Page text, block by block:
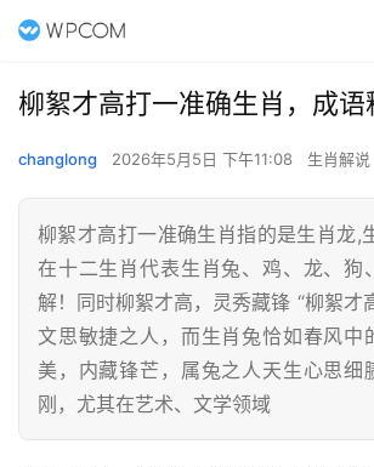
柳絮才高打一准确生肖，成语
changlong 2026年5月5日 下午11:08 生肖解说
柳絮才高打一准确生肖指的是生肖龙,
在十二生肖代表生肖兔、鸡、龙、狗
解！同时柳絮才高，灵秀藏锋 “柳絮才
文思敏捷之人，而生肖兔恰如春风中
美，内藏锋芒，属兔之人天生心思细
刚，尤其在艺术、文学领域